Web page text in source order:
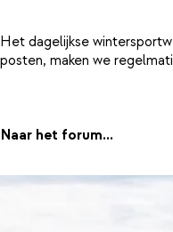
Het dagelijkse
posten, maken we
Naar het forum...